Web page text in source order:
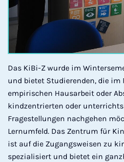
Das KiBi-Z wurde im
und bietet Studierenden, die im
empirischen Hausarbeit oder
kindzentrierten oder
Fragestellungen nachgehen
Lernumfeld. Das Zentrum für
ist auf die Zugangsweisen zu
spezialisiert und bietet ein